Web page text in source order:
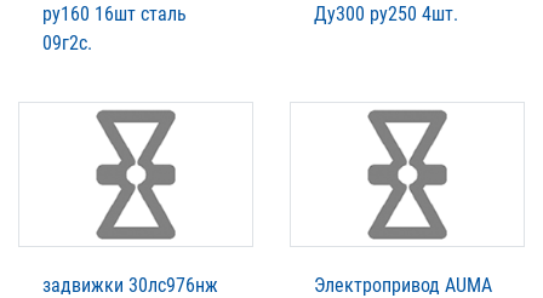
ру160 16шт сталь
09г2с.
Ду300 ру250 4шт.
задвижки 30лс976нж
Электропривод AUMA